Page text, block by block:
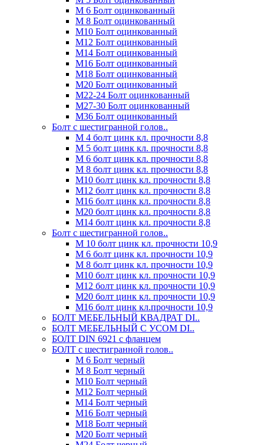
М 6 Болт оцинкованный
М 8 Болт оцинкованный
М10 Болт оцинкованный
М12 Болт оцинкованный
М14 Болт оцинкованный
М16 Болт оцинкованный
М18 Болт оцинкованный
М20 Болт оцинкованный
М22-24 Болт оцинкованный
М27-30 Болт оцинкованный
М36 Болт оцинкованный
Болт с шестигранной голов..
М 4 болт цинк кл. прочности 8,8
М 5 болт цинк кл. прочности 8,8
М 6 болт цинк кл. прочности 8,8
М 8 болт цинк кл. прочности 8,8
М10 болт цинк кл. прочности 8,8
М12 болт цинк кл. прочности 8,8
М16 болт цинк кл. прочности 8,8
М20 болт цинк кл. прочности 8,8
М14 болт цинк кл. прочности 8,8
Болт с шестигранной голов..
М 10 болт цинк кл. прочности 10,9
М 6 болт цинк кл. прочности 10,9
М 8 болт цинк кл. прочности 10,9
М10 болт цинк кл. прочности 10,9
М12 болт цинк кл. прочности 10,9
М20 болт цинк кл. прочности 10,9
М16 болт цинк кл.прочности 10,9
БОЛТ МЕБЕЛЬНЫЙ КВАДРАТ DI..
БОЛТ МЕБЕЛЬНЫЙ С УСОМ DI..
БОЛТ DIN 6921 c фланцем
БОЛТ с шестигранной голов..
М 6 Болт черный
М 8 Болт черный
М10 Болт черный
М12 Болт черный
М14 Болт черный
М16 Болт черный
М18 Болт черный
М20 Болт черный